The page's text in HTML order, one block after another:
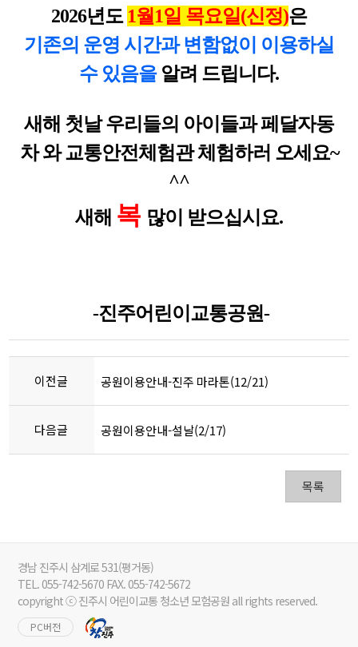
2026년도 1월1일 목요일(신정)은
기존의 운영 시간과 변함없이 이용하실
수 있음을 알려 드립니다.
새해 첫날 우리들의 아이들과 페달자동
차 와 교통안전체험관 체험하러 오세요~
^^
새해 복 많이 받으십시요.
-진주어린이교통공원-
이전글 공원이용안내-진주 마라톤(12/21)
다음글 공원이용안내-설날(2/17)
목록
경남 진주시 삼계로 531(평거동)
TEL. 055-742-5670 FAX. 055-742-5672
copyright ⓒ 진주시 어린이교통 청소년 모험공원 all rights reserved.
PC버전